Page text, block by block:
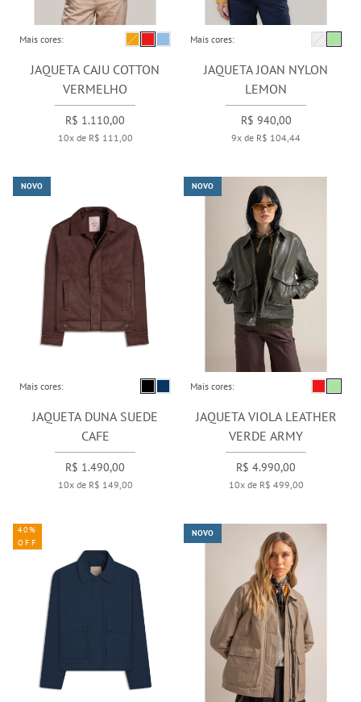
Mais cores:
JAQUETA CAJU COTTON
VERMELHO
R$ 1.110,00
10x de R$ 111,00
Mais cores:
JAQUETA JOAN NYLON
LEMON
R$ 940,00
9x de R$ 104,44
Mais cores:
JAQUETA DUNA SUEDE
CAFE
R$ 1.490,00
10x de R$ 149,00
NOVO
Mais cores:
JAQUETA VIOLA LEATHER
VERDE ARMY
R$ 4.990,00
10x de R$ 499,00
NOVO
40%
OFF
NOVO